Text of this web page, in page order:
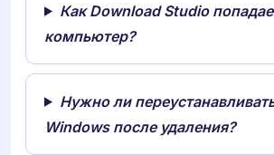
Как Download Studio
компьютер?
Нужно ли
Windows после удаления?